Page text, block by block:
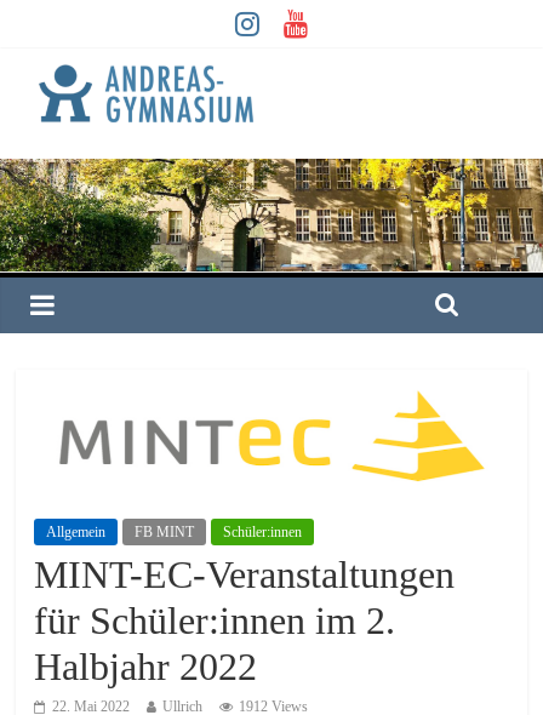
Allgemein FB MINT Schüler:innen
MINT-EC-Veranstaltungen
für Schüler:innen im 2.
Halbjahr 2022
22. Mai 2022 Ullrich 1912 Views